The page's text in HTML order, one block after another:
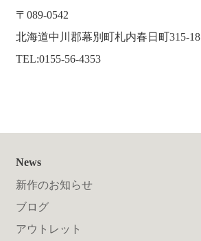
〒089-0542
北海道中川郡幕別町札内春日町315-18
TEL:0155-56-4353
News
新作のお知らせ
ブログ
アウトレット